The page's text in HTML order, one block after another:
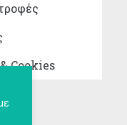
Cookies